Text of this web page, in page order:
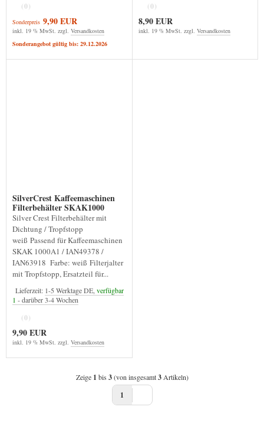
(0)
Sonderpreis 9,90 EUR
inkl. 19 % MwSt. zzgl. Versandkosten
Sonderangebot gültig bis: 29.12.2026
(0)
8,90 EUR
inkl. 19 % MwSt. zzgl. Versandkosten
SilverCrest Kaffeemaschinen
Filterbehälter SKAK1000
Silver Crest Filterbehälter mit
Dichtung / Tropfstopp
weiß Passend für Kaffeemaschinen
SKAK 1000A1 / IAN49378 /
IAN63918 Farbe: weiß Filterjalter
mit Tropfstopp, Ersatzteil für...
Lieferzeit: 1-5 Werktage DE, verfügbar
1 - darüber 3-4 Wochen
(0)
9,90 EUR
inkl. 19 % MwSt. zzgl. Versandkosten
Zeige 1 bis 3(von insgesamt3Artikeln)
1